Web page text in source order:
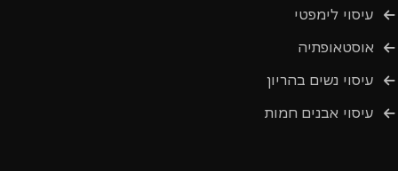
עיסוי לימפטי
אוסטאופתיה
עיסוי נשים בהריון
עיסוי אבנים חמות